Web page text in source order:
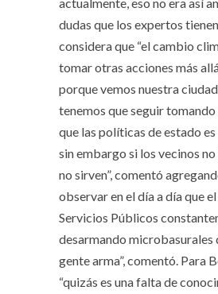
dudas que los expertos
considera que “el cambio
tomar otras acciones más
porque vemos nuestra ciudad
tenemos que seguir
que las políticas de estado es
sin embargo si los vecinos
no sirven”, comentó
observar en el día a día que
Servicios Públicos
desarmando microbasurales
gente arma”, comentó. Para
“quizás es una falta de